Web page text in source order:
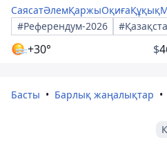
СаясатӘлемҚаржыОқиғаҚұқық
#Референдум-2026
+30° $
Басты Барлық жаңалықтар